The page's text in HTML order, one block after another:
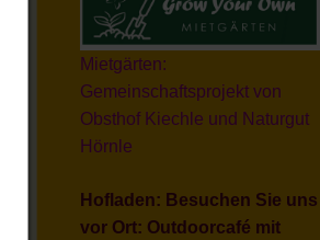
Mietgärten:
Gemeinschaftsprojekt von
Obsthof Kiechle und Naturgut
Hörnle
Hofladen: Besuchen Sie uns
vor Ort: Outdoorcafé mit